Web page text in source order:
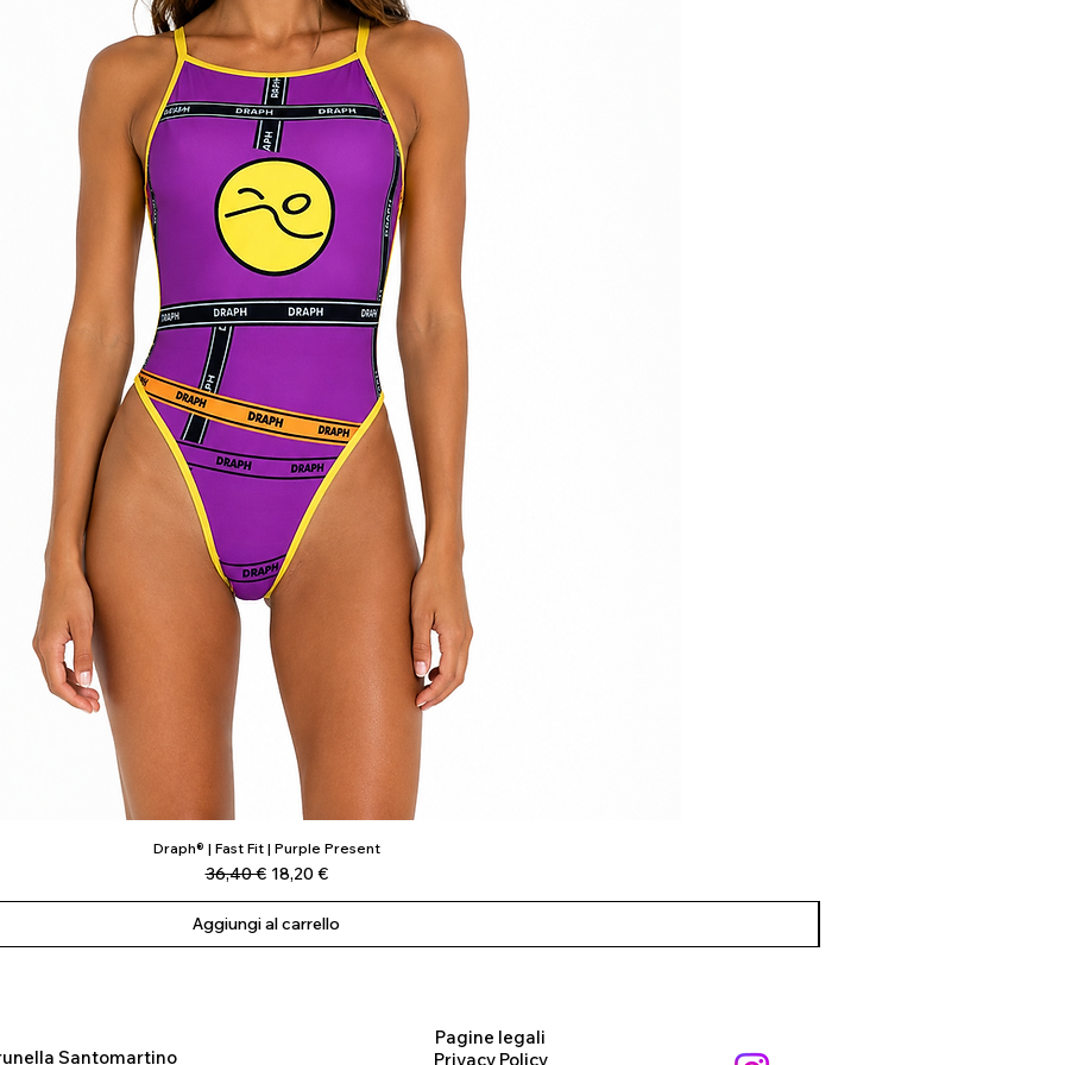
Vista rapida
Draph® | Fast Fit | Purple Present
Prezzo regolare
36,40 € Prezzo scontato
18,20 €
Aggiungi al carrello
Santomartino
Pagine legali
Privacy Policy